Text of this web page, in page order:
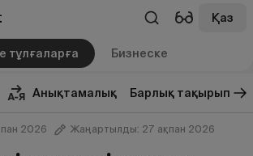
Қаз
тұлғаларға Бизнеске
Анықтамалық Барлық тақырып
2026 Жаңартылды: 27 ақпан 2026